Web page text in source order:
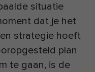
situatie
dat je het
strategie hoeft
plan
te gaan, is de